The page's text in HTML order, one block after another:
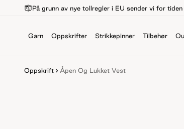
På grunn av nye tollregler i EU sender vi for
Garn Oppskrifter Strikkepinner Tilbehør
Oppskrift Åpen Og Lukket Vest